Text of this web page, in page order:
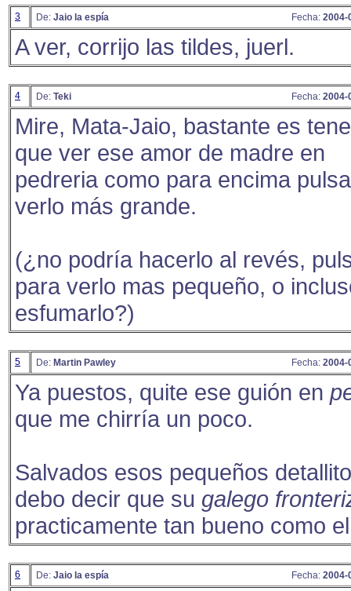
3 De: Jaio la espía Fecha: 2004-
A ver, corrijo las tildes, juerl.
4 De: Teki Fecha: 2004-
Mire, Mata-Jaio, bastante es
que ver ese amor de madre en
pedreria como para encima
verlo más grande.
(¿no podría hacerlo al revés,
para verlo mas pequeño, o
esfumarlo?)
5 De: Martin Pawley Fecha: 2004-
Ya puestos, quite ese guión en
que me chirría un poco.
Salvados esos pequeños
debo decir que su galego
practicamente tan bueno como
6 De: Jaio la espía Fecha: 2004-